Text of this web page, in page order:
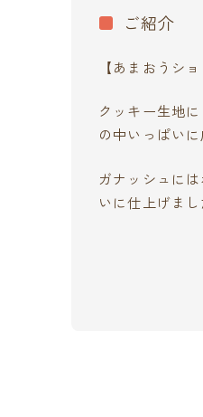
ご紹介
【あまおうシ
クッキー生地
の中いっぱい
ガナッシュに
いに仕上げま